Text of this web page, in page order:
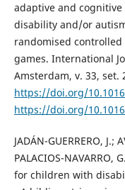
adaptive and
disability and/or
randomised
games. International
Amsterdam, v. 33, set.
https://doi.org/
https://doi.org/
JADÁN-GUERRERO, J.;
PALACIOS-
for children with